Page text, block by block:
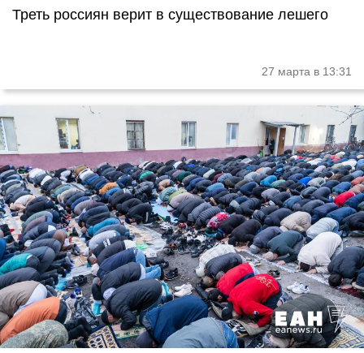
Треть россиян верит в существование лешего
27 марта в 13:31